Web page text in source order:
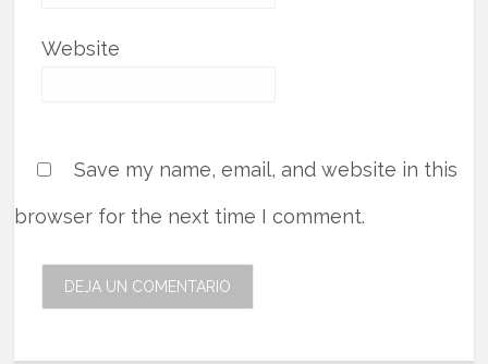
Website
Save my name, email, and website in this
browser for the next time I comment.